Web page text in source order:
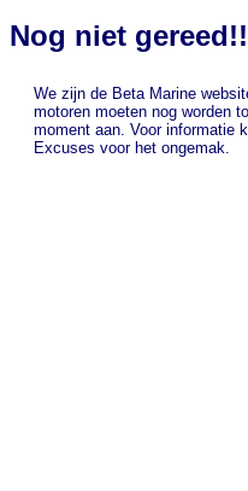
Nog niet gereed!!
We zijn de Beta Marine
motoren moeten nog worden
moment aan. Voor informatie
Excuses voor het ongemak.